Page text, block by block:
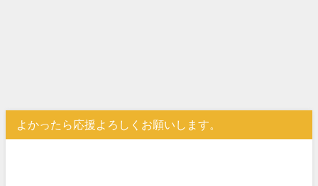
よかったら応援よろしくお願いします。